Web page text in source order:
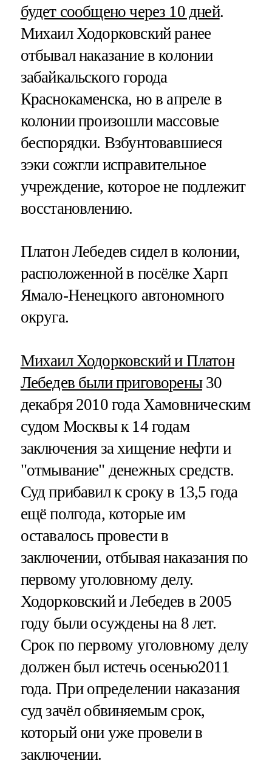
будет сообщено через 10 дней.
Михаил Ходорковский ранее
отбывал наказание в колонии
забайкальского города
Краснокаменска, но в апреле в
колонии произошли массовые
беспорядки. Взбунтовавшиеся
зэки сожгли исправительное
учреждение, которое не подлежит
восстановлению.
Платон Лебедев сидел в колонии,
расположенной в посёлке Харп
Ямало-Ненецкого автономного
округа.
Михаил Ходорковский и Платон
Лебедев были приговорены30
декабря 2010 года Хамовническим
судом Москвы к 14 годам
заключения за хищение нефти и
"отмывание" денежных средств.
Суд прибавил к сроку в 13,5 года
ещё полгода, которые им
оставалось провести в
заключении, отбывая наказания по
первому уголовному делу.
Ходорковский и Лебедев в 2005
году были осуждены на 8 лет.
Срок по первому уголовному делу
должен был истечь осенью2011
года. При определении наказания
суд зачёл обвиняемым срок,
который они уже провели в
заключении.